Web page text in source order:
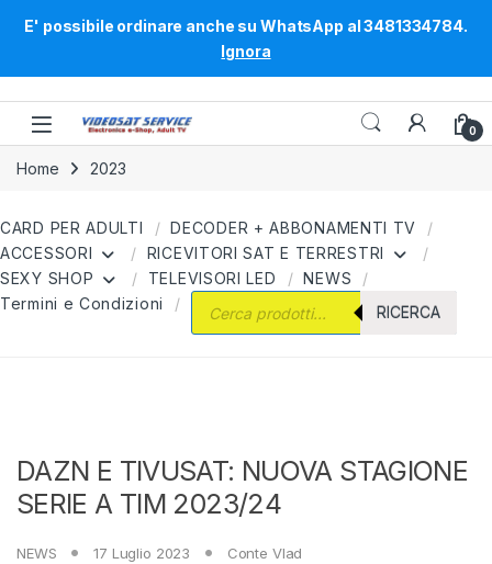
E' possibile ordinare anche su WhatsApp al 3481334784.
Ignora
Skip to navigation
Skip to content
0
Home 2023
CARD PER ADULTI
DECODER + ABBONAMENTI TV
ACCESSORI
RICEVITORI SAT E TERRESTRI
SEXY SHOP
TELEVISORI LED
NEWS
Termini e Condizioni
Products search
RICERCA
DAZN E TIVUSAT: NUOVA STAGIONE
SERIE A TIM 2023/24
NEWS 17 Luglio 2023 Conte Vlad